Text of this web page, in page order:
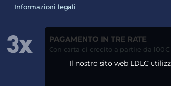
Informazioni legali
PAGAMENTO IN TRE RATE
Con carta di credito a partire da 100€
Il nostro sito web LDLC